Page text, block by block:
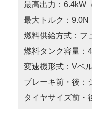
最高出力：6.4kW
最大トルク：9.0N
燃料供給方式：フ
燃料タンク容量：
変速機形式：Vベ
ブレーキ前・後：
タイヤサイズ前・